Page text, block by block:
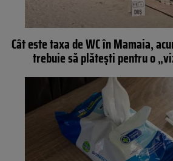
Cât este taxa de WC în Mamaia,
trebuie să plătești pentru o